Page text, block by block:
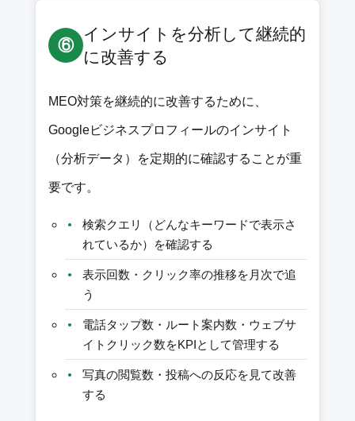
⑥
インサイトを分析して継続的
に改善する
MEO対策を継続的に改善するために、
Googleビジネスプロフィールのインサイト
（分析データ）を定期的に確認することが重
要です。
検索クエリ（どんなキーワードで表示さ
れているか）を確認する
表示回数・クリック率の推移を月次で追
う
電話タップ数・ルート案内数・ウェブサ
イトクリック数をKPIとして管理する
写真の閲覧数・投稿への反応を見て改善
する